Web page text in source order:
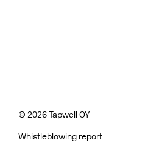
© 2026 Tapwell OY
Whistleblowing report